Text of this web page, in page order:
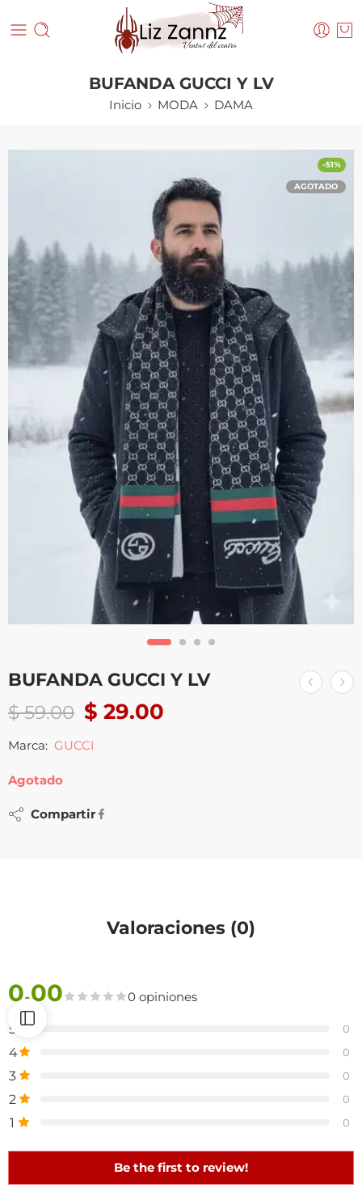
BUFANDA GUCCI Y LV
Inicio MODA DAMA
-51%
AGOTADO
BUFANDA GUCCI Y LV
$59.00 $ 29.00
Marca: GUCCI
Agotado
Compartir
Valoraciones (0)
0.00 0 opiniones
5 0
4 0
3 0
2 0
1 0
Be the first to review!